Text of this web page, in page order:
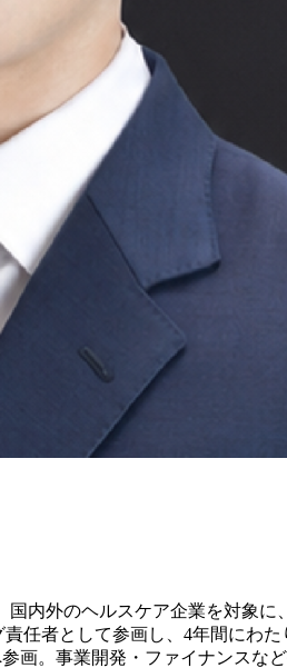
内外のヘルスケア企業を対象
任者として参画し、4年間にわ
画。事業開発・ファイナンス